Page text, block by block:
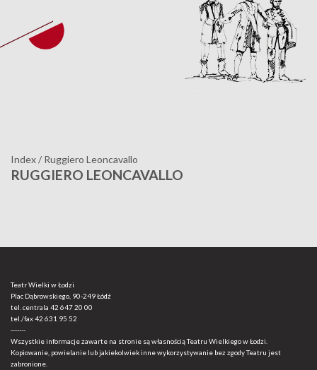
Index/ Ruggiero Leoncavallo
RUGGIERO LEONCAVALLO
Teatr Wielki w Łodzi
Plac Dąbrowskiego, 90-249 Łódź
tel. centrala 42 647 20 00
tel./fax42 631 95 52
-------
Wszystkie informacje zawarte na stronie są własnością Teatru Wielkiego w Łodzi.
Kopiowanie, powielanie lub jakiekolwiek inne wykorzystywanie bez zgody Teatru jest
zabronione.